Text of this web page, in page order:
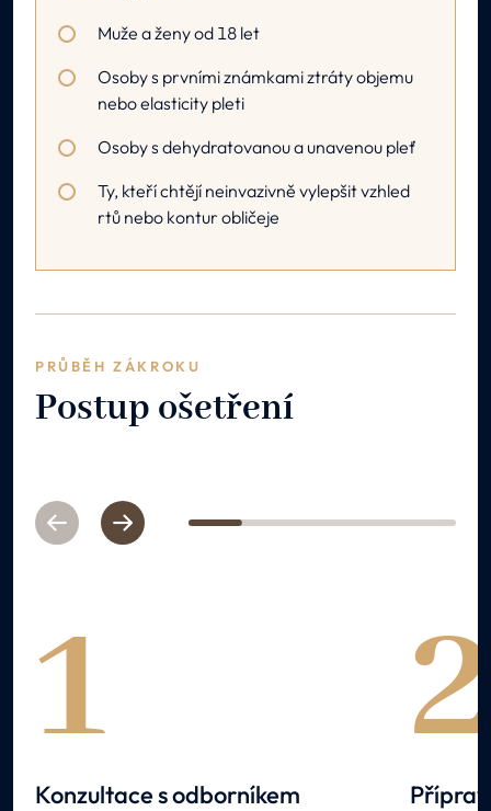
Muže a ženy od 18 let
Osoby s prvními známkami ztráty objemu
nebo elasticity pleti
Osoby s dehydratovanou a unavenou pleť
Ty, kteří chtějí neinvazivně vylepšit vzhled
rtů nebo kontur obličeje
PRŮBĚH ZÁKROKU
Postup ošetření
PreviousNext 1 2 3 4 5
1
Konzultace s odborníkem